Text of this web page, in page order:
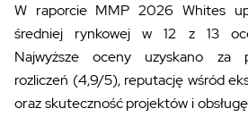
W raporcie MMP 2026 Whites
średniej rynkowej w 12 z 13
Najwyższe oceny uzyskano za
rozliczeń (4,9/5), reputację wśród
oraz skuteczność projektów i